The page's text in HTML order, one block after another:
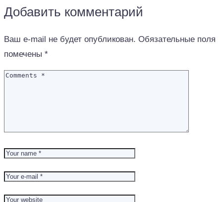
Добавить комментарий
Ваш e-mail не будет опубликован. Обязательные поля
помечены *